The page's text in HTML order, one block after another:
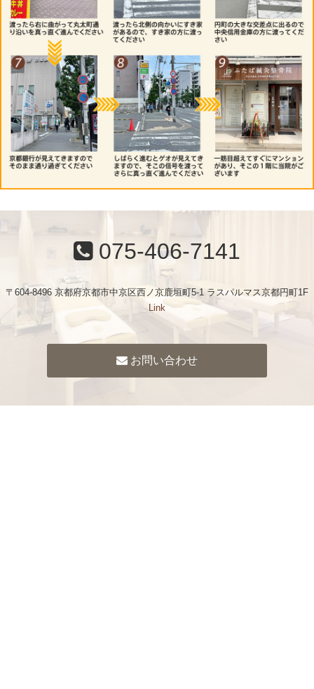
075-406-7141
〒604-8496 京都府京都市中京区西ノ京鹿垣町5-1 ラスパルマス京都円町1F
Link
お問い合わせ